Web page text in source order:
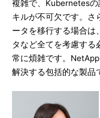
複雑で、Kubernetes
キルが不可欠です。さ
ータを移行する場合は
タなど全てを考慮する
常に煩雑です。
解決する包括的な製品